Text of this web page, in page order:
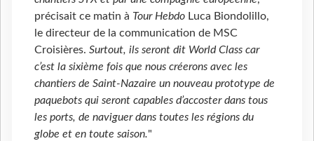
précisait ce matin à Tour Hebdo Luca Biondolillo,
le directeur de la communication de MSC
Croisières. Surtout, ils seront dit World Class car
c’est la sixième fois que nous créerons avec les
chantiers de Saint-Nazaire un nouveau prototype de
paquebots qui seront capables d’accoster dans tous
les ports, de naviguer dans toutes les régions du
globe et en toute saison."